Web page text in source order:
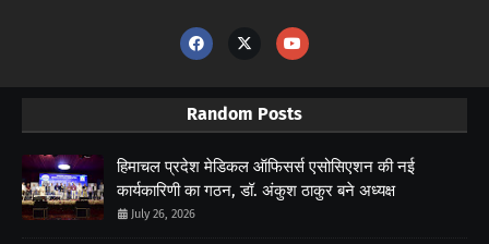
Random Posts
हिमाचल प्रदेश मेडिकल ऑफिसर्स एसोसिएशन की नई
कार्यकारिणी का गठन, डॉ. अंकुश ठाकुर बने अध्यक्ष
July 26, 2026